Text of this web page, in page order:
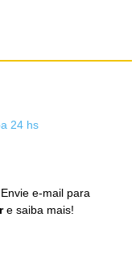
24 hs
e-mail para
e saiba mais!